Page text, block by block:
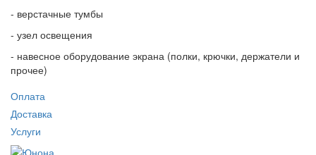
- верстачные тумбы
- узел освещения
- навесное оборудование экрана (полки, крючки, держатели и
прочее)
Оплата
Доставка
Услуги